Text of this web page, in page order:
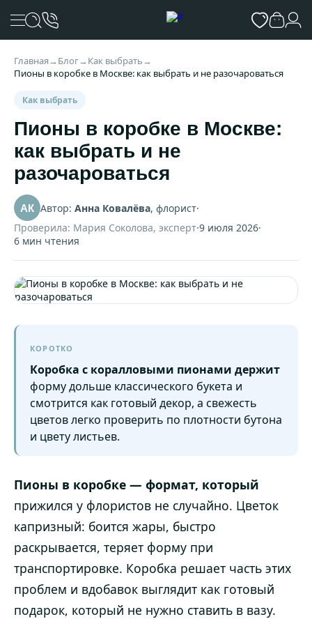
Главная→ Блог→ Как выбрать→
Пионы в коробке в Москве: как выбрать и не разочароваться
Как выбрать
Пионы в коробке в Москве:
как выбрать и не
разочароваться
АК Автор: Анна Ковалёва, флорист·
Проверила: Мария Соколова, эксперт·9 июля 2026·
6 мин чтения
КОРОТКО
Коробка с коралловыми пионами держит
форму дольше классического букета и
смотрится как готовый декор, а свежесть
цветов легко проверить по плотности бутона
и цвету листьев.
Пионы в коробке — формат, который
прижился у флористов не случайно. Цветок
капризный: боится жары, быстро
раскрывается, теряет форму при
транспортировке. Коробка решает часть этих
проблем и вдобавок выглядит как готовый
подарок, который не нужно ставить в вазу.